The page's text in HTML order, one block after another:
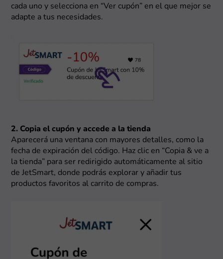
cada uno y selecciona en “Ver cupón” en el que mejor se
adapte a tus necesidades.
2. Copia el cupón y accede a la tienda
Aparecerá una ventana con mayores detalles, como la
fecha de expiración del código. Haz clic en “Copia & ve a
la tienda” para ser redirigido automáticamente al sitio
de JetSmart, donde podrás explorar y añadir tus
productos favoritos al carrito de compras.